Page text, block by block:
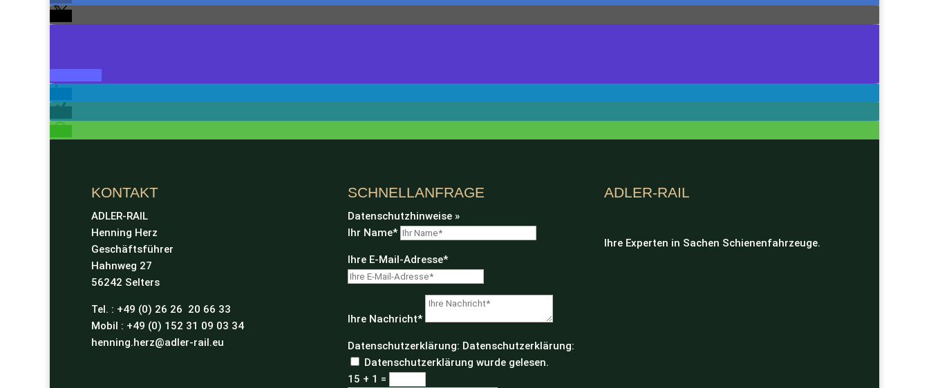
KONTAKT
ADLER-RAIL
Henning Herz
Geschäftsführer
Hahnweg 27
56242 Selters
Tel. : +49 (0) 26 26 20 66 33
Mobil : +49 (0) 152 31 09 03 34
henning.herz@adler-rail.eu
SCHNELLANFRAGE
Datenschutzhinweise »
Ihr Name*
Ihre E-Mail-Adresse*
Ihre Nachricht*
Datenschutzerklärung: Datenschutzerklärung:
Datenschutzerklärung wurde gelesen.
15 + 1 =
ADLER-RAIL
Ihre Experten in Sachen Schienenfahrzeuge.